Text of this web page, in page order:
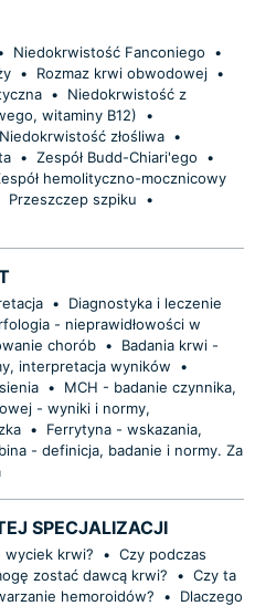
Niedokrwistość Fanconiego
•
• Rozmaz krwi obwodowej •
•
Niedokrwistość z
witaminy B12)
•
Niedokrwistość złośliwa •
• Zespół Budd-Chiari'ego
•
hemolityczno-mocznicowy
Przeszczep szpiku
•
•
Diagnostyka i leczenie
- nieprawidłowości w
chorób •
Badania krwi -
interpretacja wyników
•
•
MCH - badanie czynnika,
- wyniki i normy,
•
Ferrytyna - wskazania,
- definicja, badanie i normy. Za
SPECJALIZACJI
wyciek krwi? • Czy podczas
zostać dawcą krwi?
• Czy ta
hemoroidów?
•
Dlaczego